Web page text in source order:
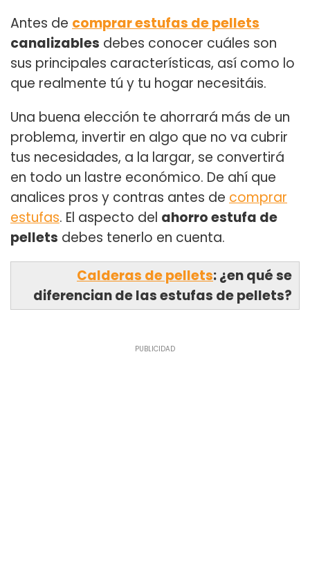
Antes de comprar estufas de pellets
canalizables debes conocer cuáles son
sus principales características, así como lo
que realmente tú y tu hogar necesitáis.
Una buena elección te ahorrará más de un
problema, invertir en algo que no va cubrir
tus necesidades, a la largar, se convertirá
en todo un lastre económico. De ahí que
analices pros y contras antes de comprar
estufas. El aspecto del ahorro estufa de
pellets debes tenerlo en cuenta.
Calderas de pellets: ¿en qué se
diferencian de las estufas de pellets?